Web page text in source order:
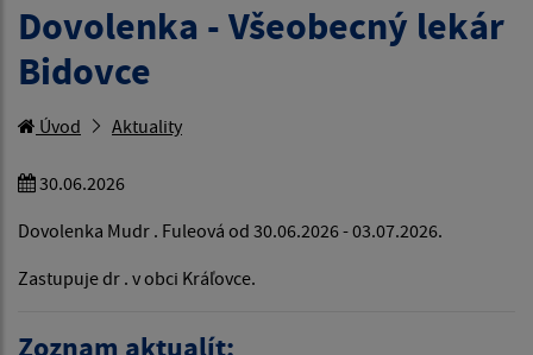
Dovolenka - Všeobecný lekár
Bidovce
Úvod Aktuality
30.06.2026
Dovolenka Mudr . Fuleová od 30.06.2026 - 03.07.2026.
Zastupuje dr . v obci Kráľovce.
Zoznam aktualít: